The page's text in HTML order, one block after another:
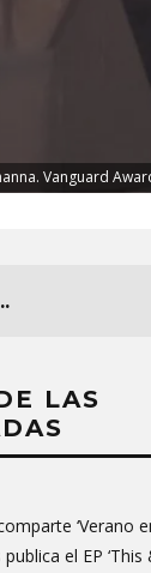
Vanguard
LAS
‘Verano
el EP ‘This